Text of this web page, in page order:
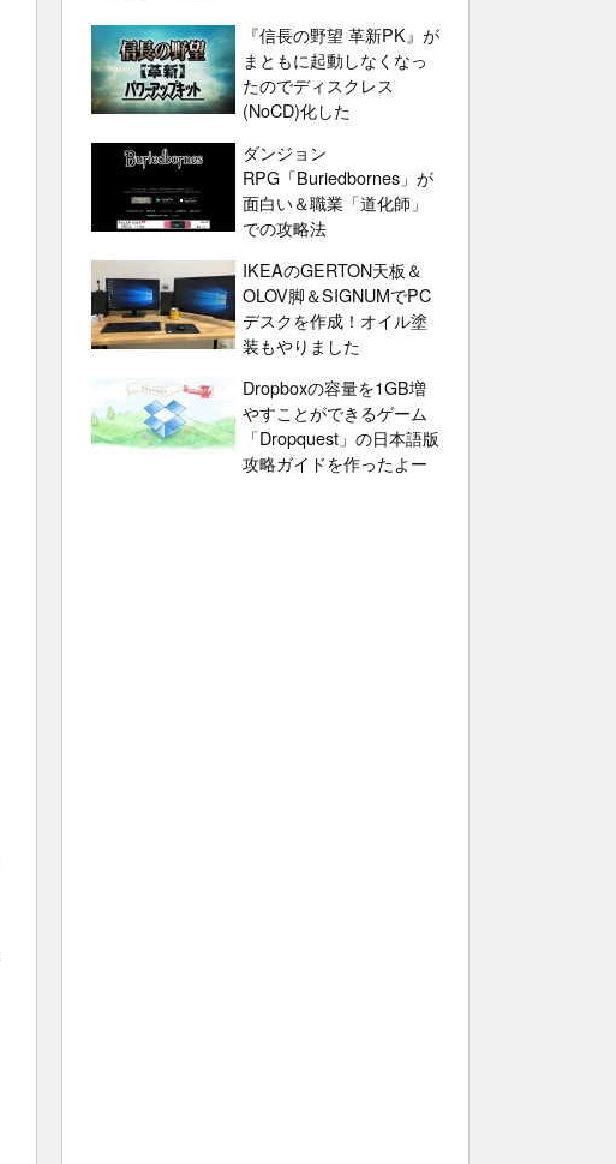
『信長の野望 革新PK』が
まともに起動しなくなっ
たのでディスクレス
(NoCD)化した
ダンジョン
RPG「Buriedbornes」が
面白い＆職業「道化師」
での攻略法
IKEAのGERTON天板＆
OLOV脚＆SIGNUMでPC
デスクを作成！オイル塗
装もやりました
Dropboxの容量を1GB増
やすことができるゲーム
「Dropquest」の日本語版
攻略ガイドを作ったよー